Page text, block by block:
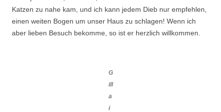
Katzen zu nahe kam, und ich kann jedem Dieb nur empfehlen,
einen weiten Bogen um unser Haus zu schlagen! Wenn ich
aber lieben Besuch bekomme, so ist er herzlich willkommen.
G
ill
a
i